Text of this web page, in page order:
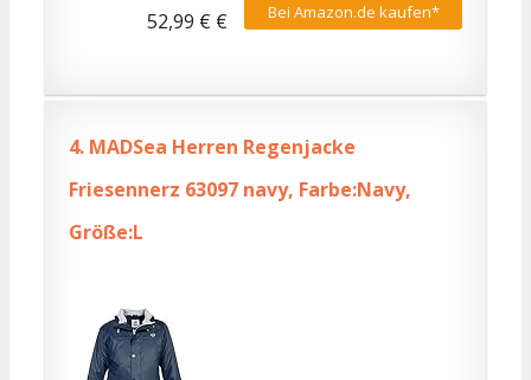
Bei Amazon.de kaufen*
52,99 € €
4. MADSea Herren Regenjacke
Friesennerz 63097 navy, Farbe:Navy,
Größe:L